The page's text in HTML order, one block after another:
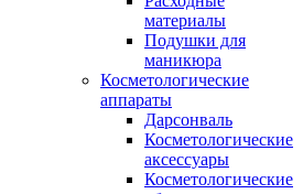
материалы
Подушки для
маникюра
Косметологические
аппараты
Дарсонваль
Косметологические
аксессуары
Косметологические